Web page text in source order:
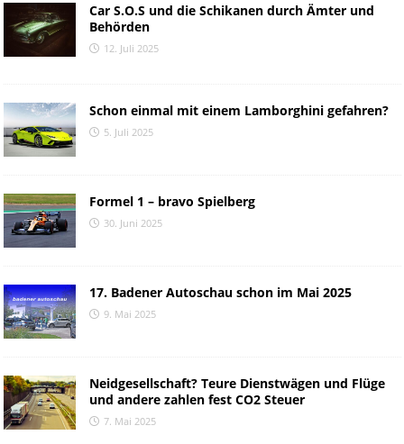
Car S.O.S und die Schikanen durch Ämter und
Behörden
12. Juli 2025
Schon einmal mit einem Lamborghini gefahren?
5. Juli 2025
Formel 1 – bravo Spielberg
30. Juni 2025
17. Badener Autoschau schon im Mai 2025
9. Mai 2025
Neidgesellschaft? Teure Dienstwägen und Flüge
und andere zahlen fest CO2 Steuer
7. Mai 2025